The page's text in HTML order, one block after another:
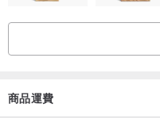
商品運費